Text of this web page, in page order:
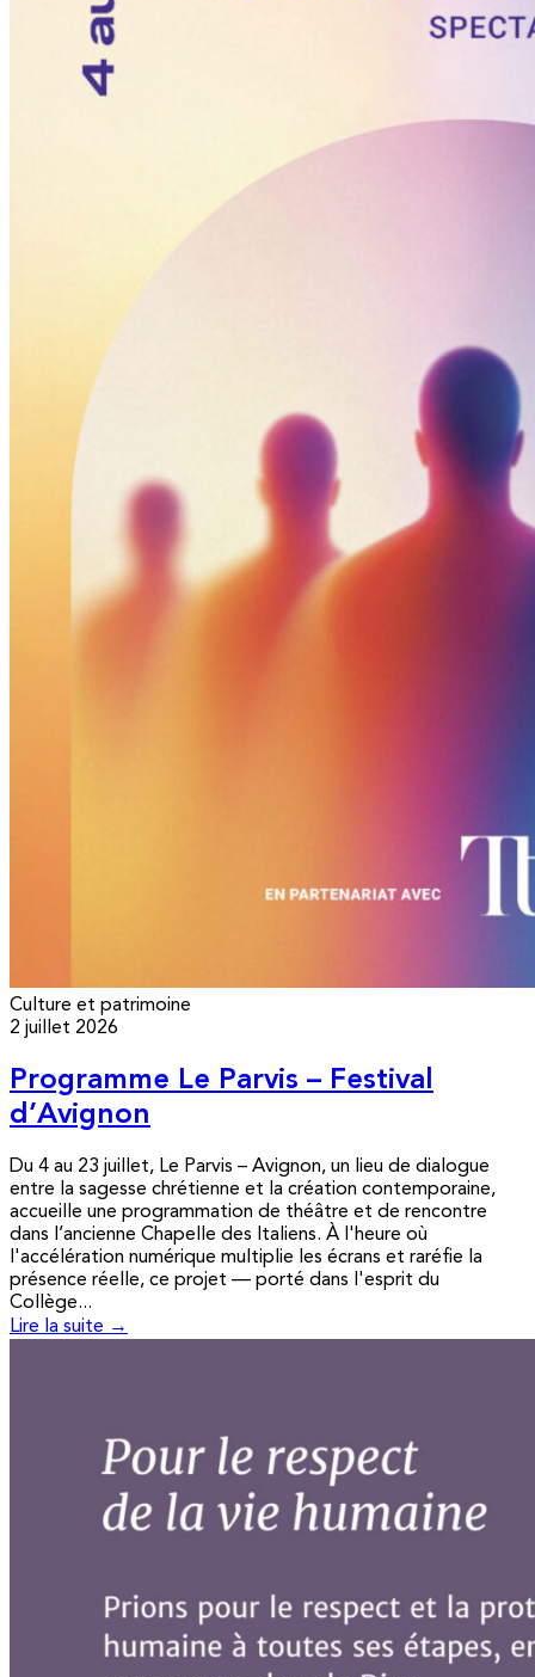
Culture et patrimoine
2 juillet 2026
Programme Le Parvis – Festival
d’Avignon
Du 4 au 23 juillet, Le Parvis – Avignon, un lieu de dialogue
entre la sagesse chrétienne et la création contemporaine,
accueille une programmation de théâtre et de rencontre
dans l’ancienne Chapelle des Italiens. À l'heure où
l'accélération numérique multiplie les écrans et raréfie la
présence réelle, ce projet — porté dans l'esprit du
Collège...
Lire la suite →